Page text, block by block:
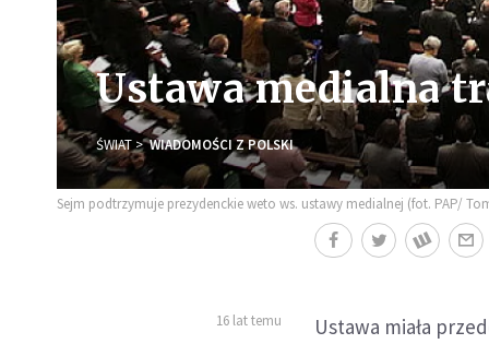
Ustawa medialna
ŚWIAT WIADOMOŚCI Z POLSKI
Sejm podtrzymuje prezydenckie weto ws. ustawy medialnej (fot. PAP/
16 lat temu Ustawa miała